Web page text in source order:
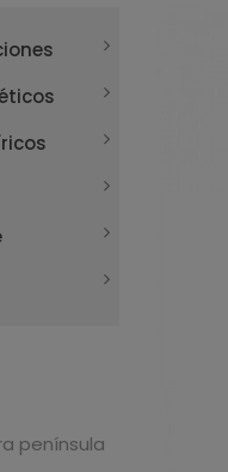
península